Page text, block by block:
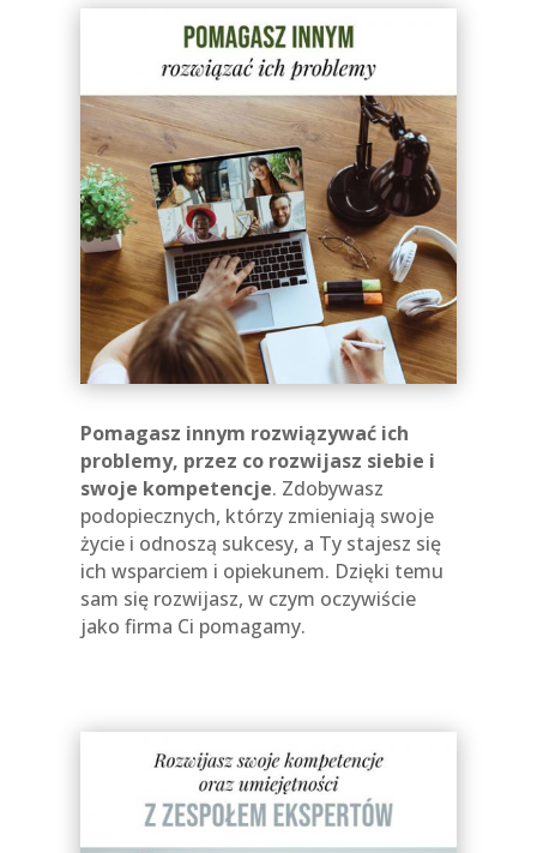
Pomagasz innym rozwiązywać ich
problemy, przez co rozwijasz siebie i
swoje kompetencje. Zdobywasz
podopiecznych, którzy zmieniają swoje
życie i odnoszą sukcesy, a Ty stajesz się
ich wsparciem i opiekunem. Dzięki temu
sam się rozwijasz, w czym oczywiście
jako firma Ci pomagamy.